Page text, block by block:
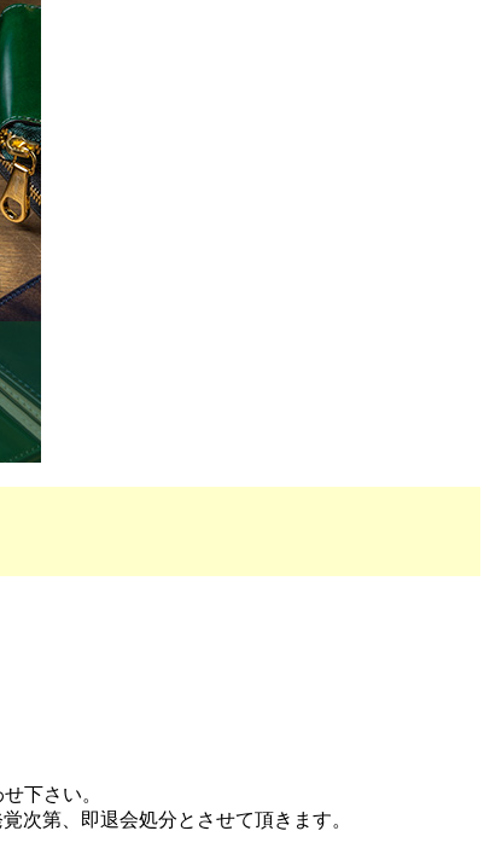
下さい。
次第、即退会処分とさせて頂きます。